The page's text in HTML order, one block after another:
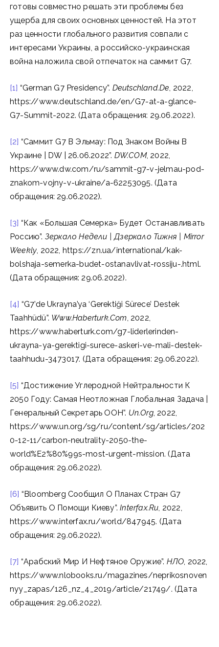
готовы совместно решать эти проблемы без
ущерба для своих основных ценностей. На этот
раз ценности глобального развития совпали с
интересами Украины, а российско-украинская
война наложила свой отпечаток на саммит G7.
[1] “German G7 Presidency”. Deutschland.De, 2022,
https://www.deutschland.de/en/G7-at-a-glance-
G7-Summit-2022. (Дата обращения: 29.06.2022).
[2] “Саммит G7 В Эльмау: Под Знаком Войны В
Украине | DW | 26.06.2022”. DW.COM, 2022,
https://www.dw.com/ru/sammit-g7-v-jelmau-pod-
znakom-vojny-v-ukraine/a-62253095. (Дата
обращения: 29.06.2022).
[3] “Как «Большая Семерка» Будет Останавливать
Россию”. Зеркало Недели | Дзеркало Тижня | Mirror
Weekly, 2022, https://zn.ua/international/kak-
bolshaja-semerka-budet-ostanavlivat-rossiju-.html.
(Дата обращения: 29.06.2022).
[4] “G7’de Ukrayna’ya ‘Gerektiği Sürece’ Destek
Taahhüdü”. Www.Haberturk.Com, 2022,
https://www.haberturk.com/g7-liderlerinden-
ukrayna-ya-gerektigi-surece-askeri-ve-mali-destek-
taahhudu-3473017. (Дата обращения: 29.06.2022).
[5] “Достижение Углеродной Нейтральности К
2050 Году: Самая Неотложная Глобальная Задача |
Генеральный Секретарь ООН”. Un.Org, 2022,
https://www.un.org/sg/ru/content/sg/articles/202
0-12-11/carbon-neutrality-2050-the-
world%E2%80%99s-most-urgent-mission. (Дата
обращения: 29.06.2022).
[6] “Bloomberg Сообщил О Планах Стран G7
Объявить О Помощи Киеву”.Interfax.Ru, 2022,
https://www.interfax.ru/world/847945. (Дата
обращения: 29.06.2022).
[7] “Арабский Мир И Нефтяное Оружие”. НЛО, 2022,
https://www.nlobooks.ru/magazines/neprikosnoven
nyy_zapas/126_nz_4_2019/article/21749/. (Дата
обращения: 29.06.2022).